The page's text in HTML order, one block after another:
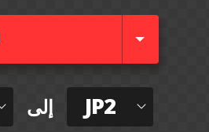
إلى JP2